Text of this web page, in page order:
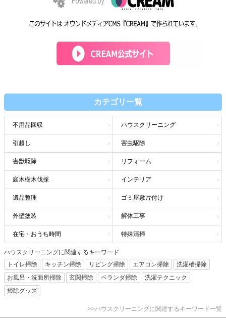
カテゴリ一覧
不用品回収 ハウスクリーニング
引越し 害虫駆除
害獣駆除 リフォーム
庭木樹木伐採 インテリア
遺品整理 ゴミ屋敷片付け
外壁塗装 解体工事
在宅・おうち時間 特殊清掃
ハウスクリーニングに関連するキーワード
トイレ掃除
キッチン掃除 リビング掃除 エアコン掃除
洗濯槽掃除
お風呂・洗面所掃除
玄関掃除 ベランダ掃除
洗濯テクニック
掃除グッズ
>>ハウスクリーニングに関連するキーワード一覧